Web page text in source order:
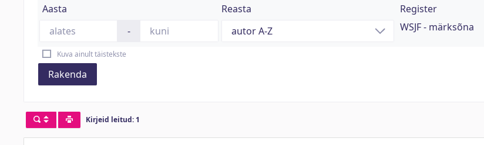
Aasta
-
Reasta
Register
WSJF - märksõna
Kuva ainult täistekste
Rakenda
Kirjeid leitud: 1